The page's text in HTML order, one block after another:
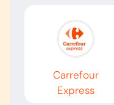
Carrefour
Express